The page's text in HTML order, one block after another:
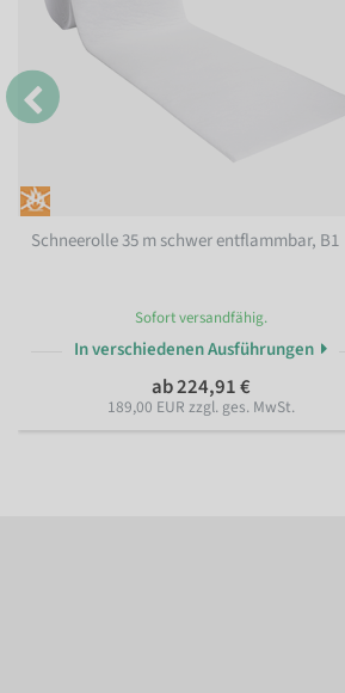
Schneerolle 35 m schwer entflammbar, B1
Sofort versandfähig.
In verschiedenen Ausführungen
ab 224,91 €
189,00 EUR zzgl. ges. MwSt.